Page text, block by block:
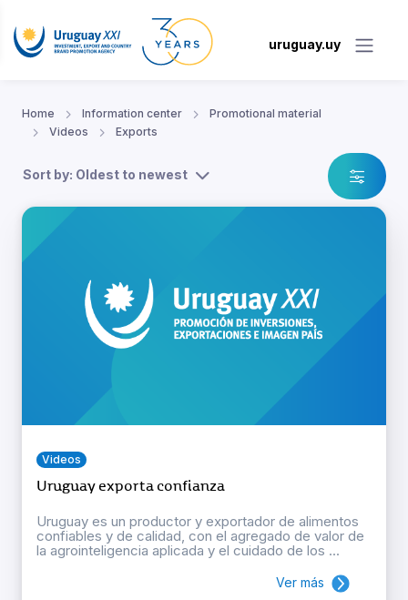
uruguay.uy
Home Information center
Promotional material
Videos
Exports
Sort by: Oldest to newest
Videos
Uruguay exporta confianza
Uruguay es un productor y exportador de alimentos
confiables y de calidad, con el agregado de valor de
la agrointeligencia aplicada y el cuidado de los ...
Ver más